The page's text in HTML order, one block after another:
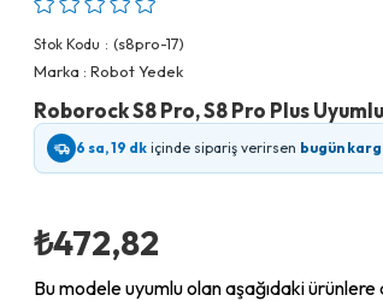
Stok Kodu
(s8pro-17)
Marka : Robot Yedek
Roborock S8 Pro, S8 Pro Plus
6 sa, 19 dk içinde sipariş verirsen bugün
₺472,82
Bu modele uyumlu olan aşağıdaki